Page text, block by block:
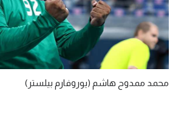
محمد ممدوح هاشم (يوروفارم بيلستر)